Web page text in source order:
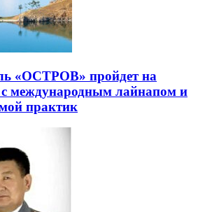
«ОСТРОВ» пройдет на
международным лайнапом и
практик